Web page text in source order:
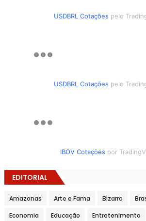
USDBRL Cotações pelo
USDBRL Cotações pelo
IBOV Cotações por
EDITORIAL
Amazonas Arte e Fama Bizarro
Economia Educação Entretenimento